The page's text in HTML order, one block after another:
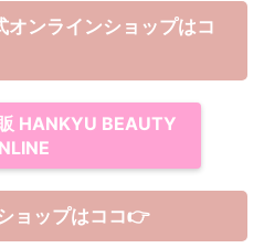
ンラインショップはコ
HANKYU BEAUTY
ョップはココ👉